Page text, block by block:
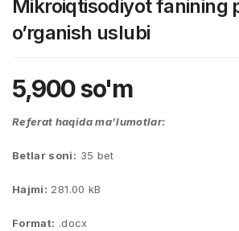
Mikroiqtisodiyot fanining
o’rganish uslubi
5,900so'm
Referat haqida ma’lumotlar:
Betlar soni: 35 bet
Hajmi: 281.00 kB
Format: .docx